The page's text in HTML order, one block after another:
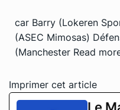
car Barry (Lokeren
(ASEC Mimosas)
(Manchester Read
Imprimer cet article